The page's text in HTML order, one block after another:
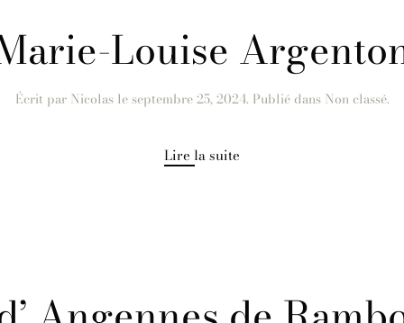
Louise
Écrit par Nicolasleseptembre 25, 2024. Publié dans Non classé.
Lire la suite